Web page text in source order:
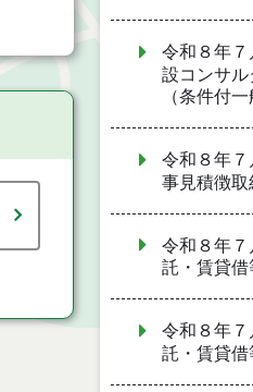
令和８年
設コンサ
（条件付
令和８年
事見積徴取
令和８年
託・賃貸
令和８年
託・賃貸